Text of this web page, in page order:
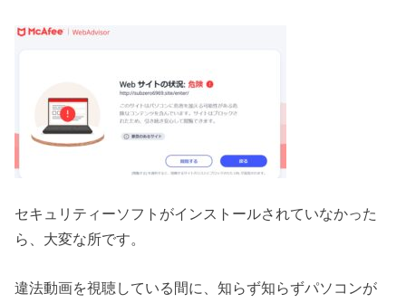
セキュリティーソフトがインストールされていなかった
ら、大変な所です。
違法動画を視聴している間に、知らず知らずパソコンが